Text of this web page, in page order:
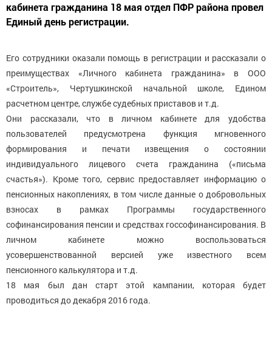
кабинета гражданина 18 мая отдел ПФР района провел
Единый день регистрации.
Его сотрудники оказали помощь в регистрации и рассказали о
преимуществах «Личного кабинета гражданина» в ООО
«Строитель», Чертушкинской начальной школе, Едином
расчетном центре, службе судебных приставов и т.д.
Они рассказали, что в личном кабинете для удобства
пользователей предусмотрена функция мгновенного
формирования и печати извещения о состоянии
индивидуального лицевого счета гражданина («письма
счастья»). Кроме того, сервис предоставляет информацию о
пенсионных накоплениях, в том числе данные о добровольных
взносах в рамках Программы государственного
софинансирования пенсии и средствах госсофинансирования. В
личном кабинете можно воспользоваться
усовершенствованной версией уже известного всем
пенсионного калькулятора и т.д.
18 мая был дан старт этой кампании, которая будет
проводиться до декабря 2016 года.